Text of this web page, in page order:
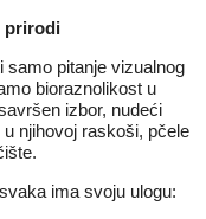
prirodi
samo pitanje vizualnog
bioraznolikost u
izbor, nudeći
njihovoj raskoši, pčele
ima svoju ulogu: